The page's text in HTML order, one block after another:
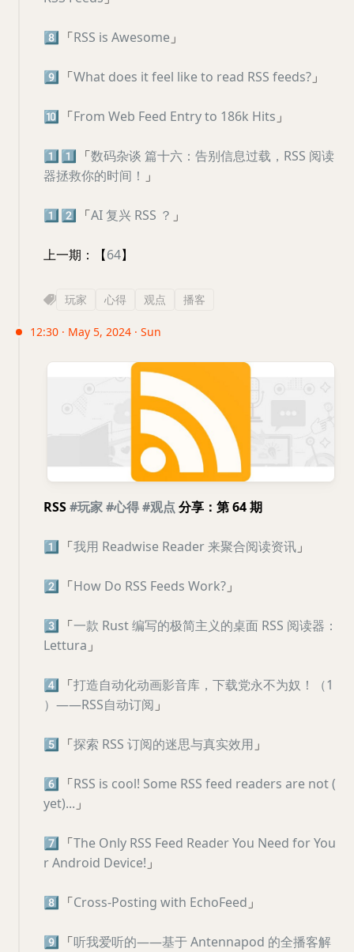
8️⃣ 「RSS is Awesome 」
9️⃣ 「What does it feel like to read RSS feeds? 」
🔟 「From Web Feed Entry to 186k Hits 」
1️⃣1️⃣ 「数码杂谈 篇十六：告别信息过载，RSS 阅读
器拯救你的时间！ 」
1️⃣ 2️⃣ 「AI 复兴 RSS ？ 」
上一期：【64】
玩家 心得 观点 播客
12:30 · May 5, 2024 · Sun
RSS#玩家#心得#观点 分享：第 64 期
1️⃣ 「我用 Readwise Reader 来聚合阅读资讯 」
2️⃣ 「How Do RSS Feeds Work? 」
3️⃣ 「一款 Rust 编写的极简主义的桌面 RSS 阅读器：
Lettura 」
4️⃣ 「打造自动化动画影音库，下载党永不为奴！（1
）——RSS自动订阅 」
5️⃣ 「探索 RSS 订阅的迷思与真实效用 」
6️⃣ 「RSS is cool! Some RSS feed readers are not (
yet)... 」
7️⃣ 「The Only RSS Feed Reader You Need for You
r Android Device! 」
8️⃣ 「Cross-Posting with EchoFeed 」
9️⃣ 「听我爱听的——基于 Antennapod 的全播客解